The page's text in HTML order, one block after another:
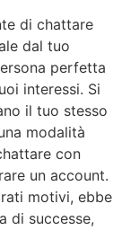
di chattare
dal tuo
perfetta
interessi. Si
il tuo stesso
modalità
con
un account.
motivi, ebbe
di successe,